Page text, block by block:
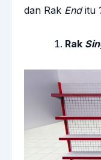
dan Rak Enditu
Rak